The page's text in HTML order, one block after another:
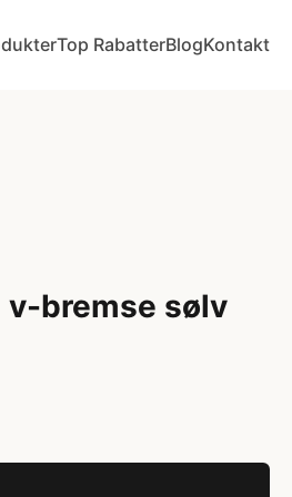
Top RabatterBlogKontakt
v-bremse sølv